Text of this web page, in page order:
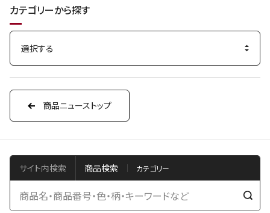
カテゴリーから探す
商品ニューストップ
サイト内検索 商品検索
検